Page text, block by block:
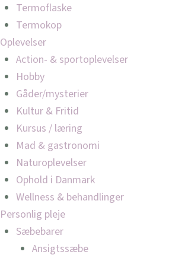
Termoflaske
Termokop
Oplevelser
Action- & sportoplevelser
Hobby
Gåder/mysterier
Kultur & Fritid
Kursus / læring
Mad & gastronomi
Naturoplevelser
Ophold i Danmark
Wellness & behandlinger
Personlig pleje
Sæbebarer
Ansigtssæbe